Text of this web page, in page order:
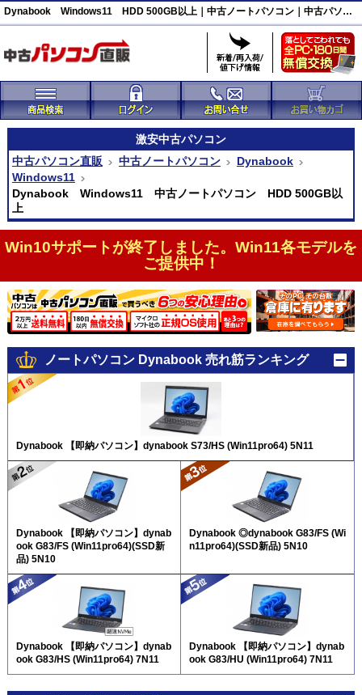
Dynabook Windows11 HDD 500GB以上｜中古ノートパソコン｜中古パソコン直販
激安中古パソコン
中古パソコン直販
中古ノートパソコン
Dynabook
Windows11
Dynabook Windows11 中古ノートパソコン HDD 500GB以
上
Win10サポートが終了しました。Win11各モデルを
ご提供中！
ノートパソコン Dynabook 売れ筋ランキング
Dynabook 【即納パソコン】dynabook S73/HS (Win11pro64) 5N11
Dynabook 【即納パソコン】dynab
ook G83/FS (Win11pro64)(SSD新
品) 5N10
Dynabook ◎dynabook G83/FS (Wi
n11pro64)(SSD新品) 5N10
Dynabook 【即納パソコン】dynab
ook G83/HS (Win11pro64) 7N11
Dynabook 【即納パソコン】dynab
ook G83/HU (Win11pro64) 7N11